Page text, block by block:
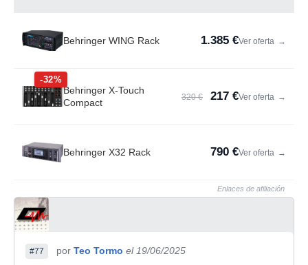
Behringer WING Rack 1.385 €Ver oferta →
-32%
Behringer X-Touch
Compact
320 € 217 €Ver oferta →
Behringer X32 Rack 790 €Ver oferta →
Enlaces de afiliación
#77 por Teo Tormo el 19/06/2025